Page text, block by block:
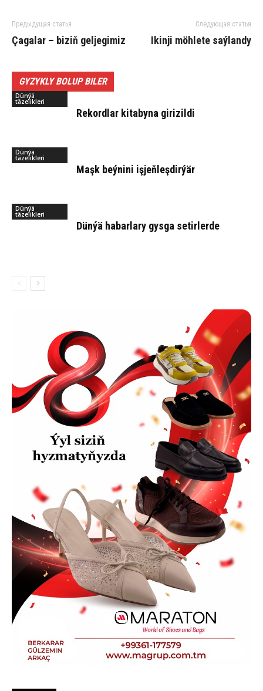
Предыдущая статья
Ça­ga­lar – bi­ziň gel­je­gi­miz
Следующая статья
Ikinji möhlete saýlandy
GYZYKLY BOLUP BILER
Dünýä
täzelikleri
Re­kord­lar ki­ta­by­na gi­ri­zil­di
Dünýä
täzelikleri
Maşk beý­ni­ni iş­jeň­leş­dir­ýär
Dünýä
täzelikleri
Dün­ýä ha­bar­la­ry gys­ga se­tir­ler­de